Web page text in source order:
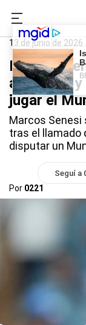
0221.com.ar
13 de junio de 2026
Marcos
argentina
jugar el
Marcos Senesi
tras el llamado
disputar un
Seguí a
Por 0221